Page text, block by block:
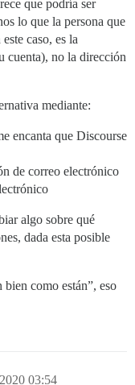
que podría ser
lo que la persona que
caso, es la
cuenta), no la dirección
mediante:
encanta que Discourse
de correo electrónico
algo sobre qué
dada esta posible
bien como están”, eso
03:54